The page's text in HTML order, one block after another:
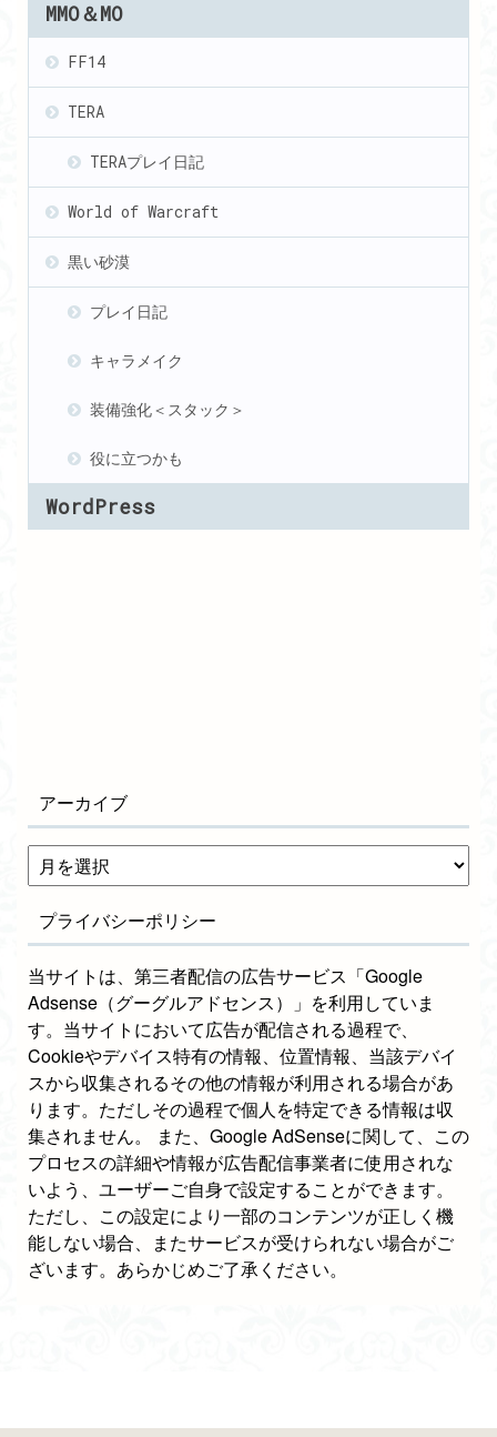
MMO＆MO
FF14
TERA
TERAプレイ日記
World of Warcraft
黒い砂漠
プレイ日記
キャラメイク
装備強化＜スタック＞
役に立つかも
WordPress
アーカイブ
プライバシーポリシー
当サイトは、第三者配信の広告サービス「Google
Adsense（グーグルアドセンス）」を利用していま
す。当サイトにおいて広告が配信される過程で、
Cookieやデバイス特有の情報、位置情報、当該デバイ
スから収集されるその他の情報が利用される場合があ
ります。ただしその過程で個人を特定できる情報は収
集されません。 また、Google AdSenseに関して、この
プロセスの詳細や情報が広告配信事業者に使用されな
いよう、ユーザーご自身で設定することができます。
ただし、この設定により一部のコンテンツが正しく機
能しない場合、またサービスが受けられない場合がご
ざいます。あらかじめご了承ください。